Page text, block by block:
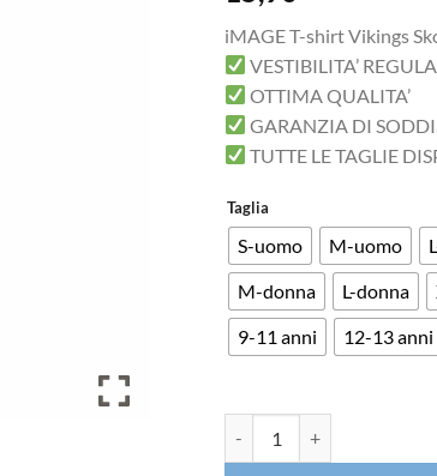
iMAGE T-shirt Vikings
VESTIBILITA’
OTTIMA QUALITA’
GARANZIA DI
TUTTE LE TAGLIE
Taglia
S-uomo M-uomo
M-donna
L-donna
9-11 anni
12-13 anni